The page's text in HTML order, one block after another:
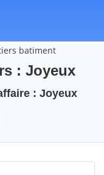
batiment
: Joyeux
: Joyeux